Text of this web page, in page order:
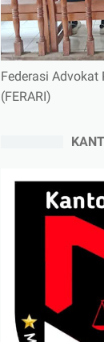
Federasi Advokat
(FERARI)